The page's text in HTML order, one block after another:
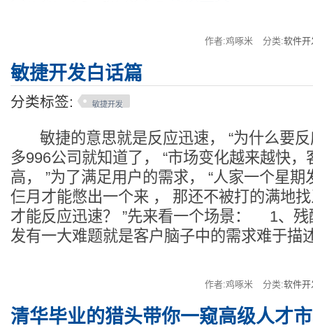
作者:鸡啄米 分类:软件开
敏捷开发白话篇
分类标签: 敏捷开发
敏捷的意思就是反应迅速， “为什么要反
多996公司就知道了， “市场变化越来越快，
高， ”为了满足用户的需求， “人家一个星
仨月才能憋出一个来 ， 那还不被打的满地
才能反应迅速？ ”先来看一个场景： 1、
发有一大难题就是客户脑子中的需求难于描
作者:鸡啄米 分类:软件开
清华毕业的猎头带你一窥高级人才